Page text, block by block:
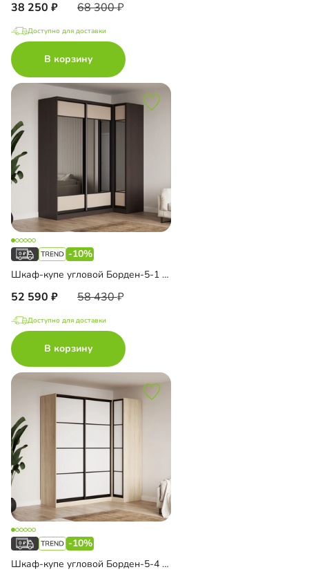
38 250 68 300
Доступно для доставки
В корзину
-10%
Шкаф-купе угловой Борден-5-1 1000
52 590 58 430
Доступно для доставки
В корзину
-10%
Шкаф-купе угловой Борден-5-4 1000